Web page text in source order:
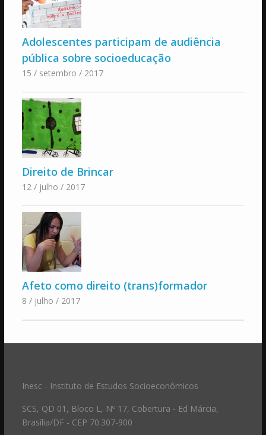
Adolescentes participam de audiência
pública sobre socioeducação
15 / setembro / 2017
Direito de Brincar
12 / julho / 2017
Afeto como direito (trans)formador
8 / julho / 2017
Inesc - Instituto de Estudos Socioeconômicos
SCS, QD 01, Bloco L, Nº 17, Cobertura - Ed Márcia,
Brasília/DF - CEP 70.307-900